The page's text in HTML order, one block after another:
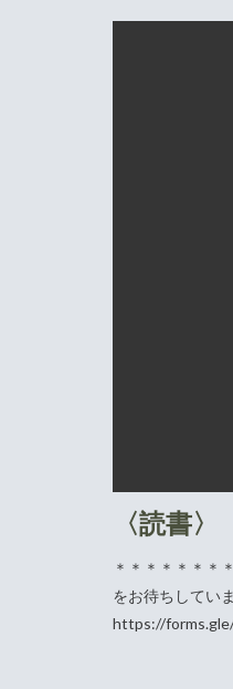
〈読書
＊＊＊＊＊＊＊
をお待ちしてい
https://